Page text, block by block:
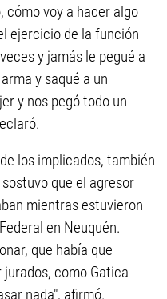
cómo voy a hacer algo
ejercicio de la función
y jamás le pegué a
y saqué a un
y nos pegó todo un
los implicados, también
que el agresor
mientras estuvieron
en Neuquén.
que había que
como Gatica
nada", afirmó.